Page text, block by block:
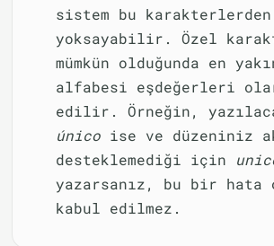
sistem bu karakterlerden
yoksayabilir. Özel
mümkün olduğunda en
alfabesi eşdeğerleri
edilir. Örneğin,
único ise ve düzeniniz
desteklemediği için
yazarsanız, bu bir hata
kabul edilmez.